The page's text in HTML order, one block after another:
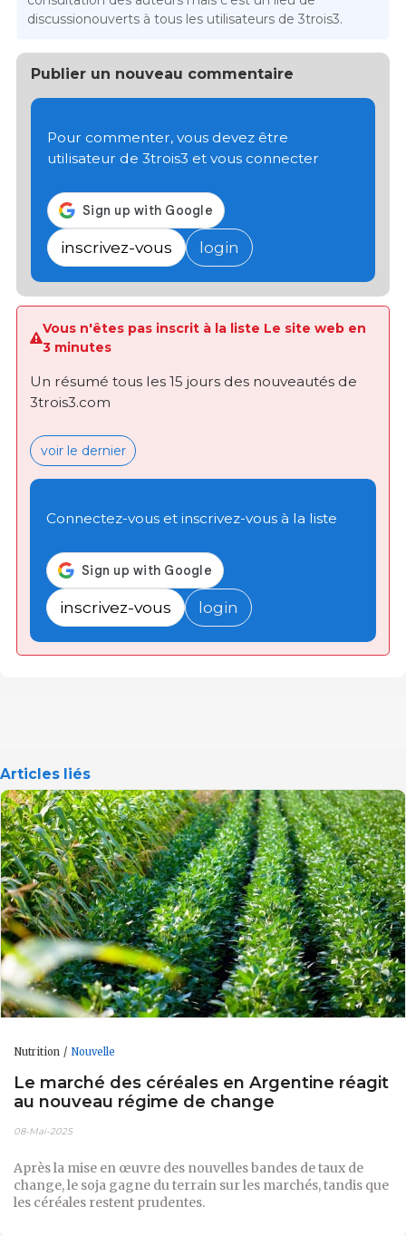
discussionouverts à tous les utilisateurs de 3trois3.
Publier un nouveau commentaire
Pour commenter, vous devez être
utilisateur de 3trois3 et vous connecter
inscrivez-vous login
Vous n'êtes pas inscrit à la liste Le site web en
3 minutes
Un résumé tous les 15 jours des nouveautés de
3trois3.com
voir le dernier
Connectez-vous et inscrivez-vous à la liste
inscrivez-vous login
Articles liés
Nutrition Nouvelle
Le marché des céréales en Argentine réagit
au nouveau régime de change
08-Mai-2025
Après la mise en œuvre des nouvelles bandes de taux de
change, le soja gagne du terrain sur les marchés, tandis que
les céréales restent prudentes.